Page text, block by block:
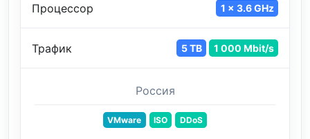
Процессор 1 x 3.6 GHz
Трафик 5 TB 1 000 Mbit/s
Россия
VMware ISO DDoS